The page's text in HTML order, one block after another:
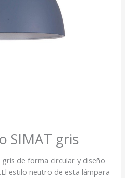
SIMAT gris
de forma circular y diseño
estilo neutro de esta lámpara